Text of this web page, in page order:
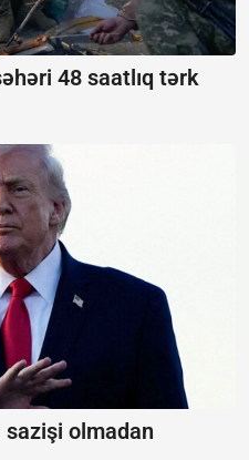
48 saatlıq tərk
sazişi olmadan